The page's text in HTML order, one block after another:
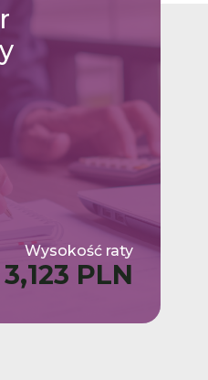
Wysokość raty
3,123 PLN